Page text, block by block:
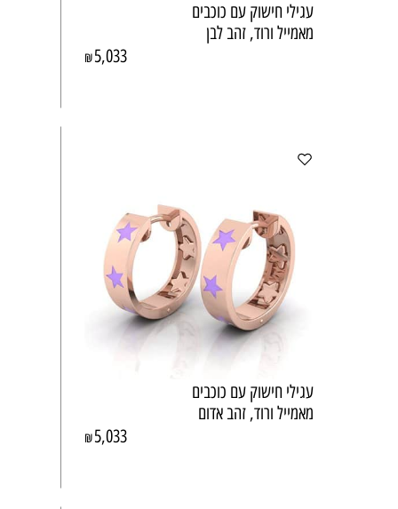
עגילי חישוק עם כוכבים
מאמייל ורוד, זהב לבן
₪5,033
עגילי חישוק עם כוכבים
מאמייל ורוד, זהב אדום
₪5,033